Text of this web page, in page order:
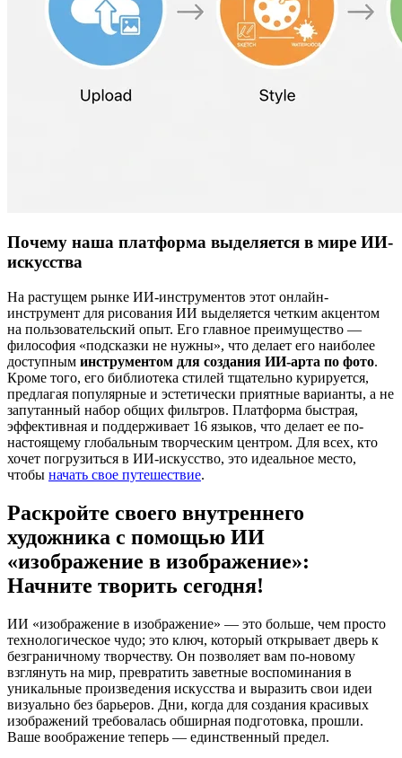
Почему наша платформа выделяется в мире ИИ-
искусства
На растущем рынке ИИ-инструментов этот онлайн-
инструмент для рисования ИИ выделяется четким акцентом
на пользовательский опыт. Его главное преимущество —
философия «подсказки не нужны», что делает его наиболее
доступным инструментом для создания ИИ-арта по фото.
Кроме того, его библиотека стилей тщательно курируется,
предлагая популярные и эстетически приятные варианты, а не
запутанный набор общих фильтров. Платформа быстрая,
эффективная и поддерживает 16 языков, что делает ее по-
настоящему глобальным творческим центром. Для всех, кто
хочет погрузиться в ИИ-искусство, это идеальное место,
чтобы начать свое путешествие.
Раскройте своего внутреннего
художника с помощью ИИ
«изображение в изображение»:
Начните творить сегодня!
ИИ «изображение в изображение» — это больше, чем просто
технологическое чудо; это ключ, который открывает дверь к
безграничному творчеству. Он позволяет вам по-новому
взглянуть на мир, превратить заветные воспоминания в
уникальные произведения искусства и выразить свои идеи
визуально без барьеров. Дни, когда для создания красивых
изображений требовалась обширная подготовка, прошли.
Ваше воображение теперь — единственный предел.